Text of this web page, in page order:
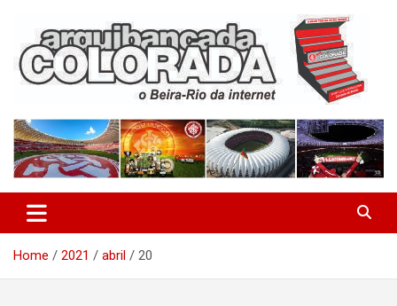
content
Arquibancada Colorada
Home 2021 abril 20